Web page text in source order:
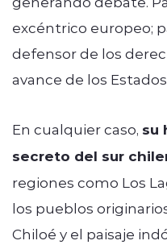
excéntrico europeo;
defensor de los
avance de los
En cualquier caso, su
secreto del sur
regiones como Los
los pueblos
Chiloé y el paisaje